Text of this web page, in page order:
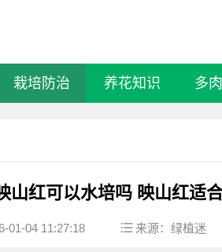
栽培防治 养花知识 多
山红可以水培吗 映山红适
01-04 11:27:18 来源： 绿植迷